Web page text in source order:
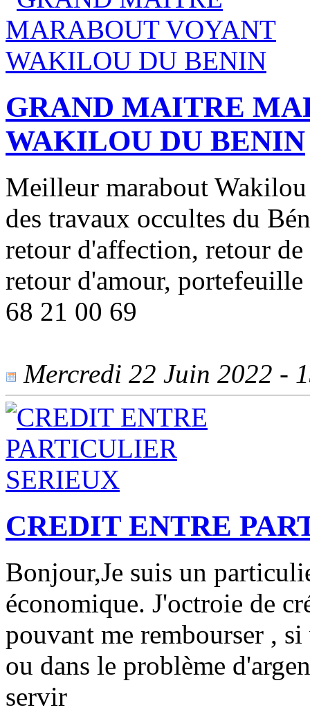
GRAND MAITRE
WAKILOU DU BENIN
Meilleur marabout
des travaux occultes du
retour d'affection, retour
retour d'amour,
68 21 00 69
Mercredi 22 Juin 2022 -
CREDIT ENTRE
Bonjour,Je suis un
économique. J'octroie de
pouvant me rembourser ,
ou dans le problème
servir